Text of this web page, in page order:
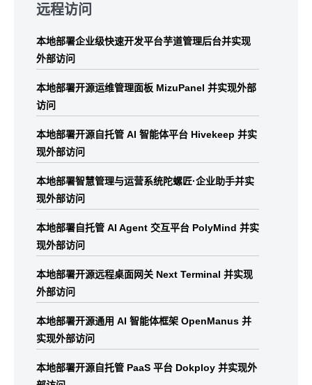
footer
远程访问
本地部署企业级快速开发平台芋道管理后台并实现
外部访问
本地部署开源运维管理面板 MizuPanel 并实现外部
访问
本地部署开源自托管 AI 智能体平台 Hivekeep 并实
现外部访问
本地部署智慧管理与运营系统陀螺匠·企业助手并实
现外部访问
本地部署自托管 AI Agent 交互平台 PolyMind 并实
现外部访问
本地部署开源远程桌面网关 Next Terminal 并实现
外部访问
本地部署开源通用 AI 智能体框架 OpenManus 并
实现外部访问
本地部署开源自托管 PaaS 平台 Dokploy 并实现外